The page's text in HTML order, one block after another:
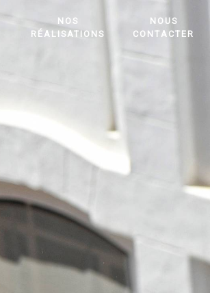
NOS
RÉALISATIONS
NOUS
CONTACTER